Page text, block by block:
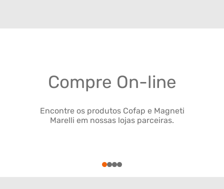
Compre On-line
Encontre os produtos Cofap e Magneti
Marelli em nossas lojas parceiras.
1234